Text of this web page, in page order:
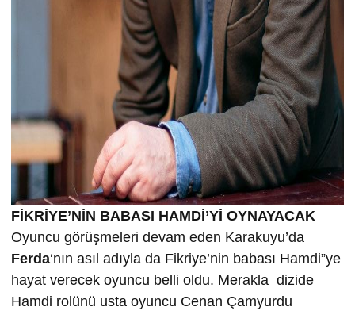
FİKRİYE’NİN BABASI HAMDİ’Yİ OYNAYACAK
Oyuncu görüşmeleri devam eden Karakuyu’da
Ferda‘nın asıl adıyla da Fikriye’nin babası Hamdi”ye
hayat verecek oyuncu belli oldu. Merakla dizide
Hamdi rolünü usta oyuncu Cenan Çamyurdu